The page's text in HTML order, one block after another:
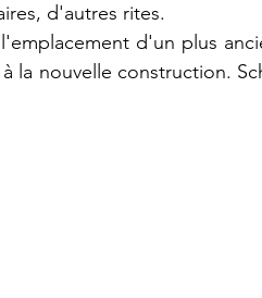
d'autres rites.
d'un plus
la nouvelle construction.